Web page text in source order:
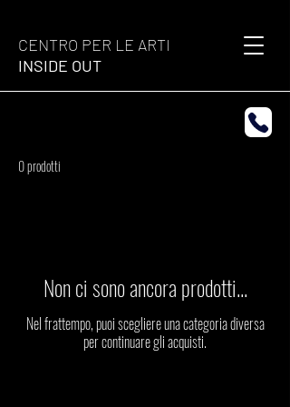
CENTRO PER LE ARTI
INSIDE OUT
0 prodotti
Non ci sono ancora prodotti...
Nel frattempo, puoi scegliere una categoria diversa
per continuare gli acquisti.